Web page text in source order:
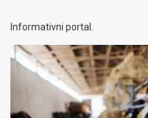
Informativni portal.